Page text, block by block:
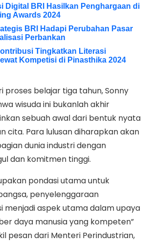
Digital BRI Hasilkan Penghargaan di
Awards 2024
BRI Hadapi Perubahan Pasar
Perbankan
Tingkatkan Literasi
Kompetisi di Pinasthika 2024
proses belajar tiga tahun, Sonny
wisuda ini bukanlah akhir
sebuah awal dari bentuk nyata
cita. Para lulusan diharapkan akan
dunia industri dengan
dan komitmen tinggi.
pondasi utama untuk
penyelenggaraan
menjadi aspek utama dalam upaya
daya manusia yang kompeten”
pesan dari Menteri Perindustrian,